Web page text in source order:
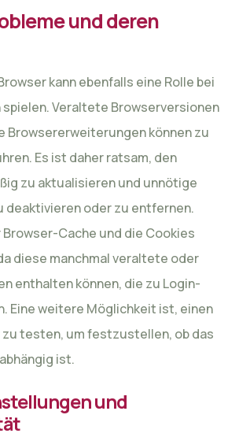
und deren
kann ebenfalls eine Rolle bei
Veraltete Browserversionen
Browsererweiterungen können zu
Es ist daher ratsam, den
zu aktualisieren und unnötige
deaktivieren oder zu entfernen.
Cache und die Cookies
diese manchmal veraltete oder
enthalten können, die zu Login-
Eine weitere Möglichkeit ist, einen
zu testen, um festzustellen, ob das
ist.
und